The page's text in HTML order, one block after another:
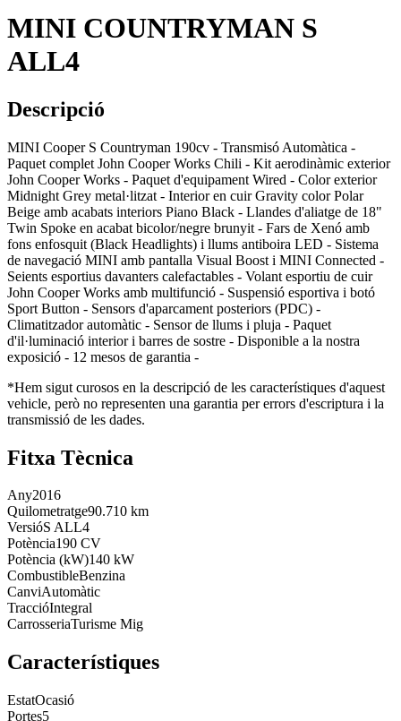
MINI COUNTRYMAN S
ALL4
Descripció
MINI Cooper S Countryman 190cv - Transmisó Automàtica -
Paquet complet John Cooper Works Chili - Kit aerodinàmic exterior
John Cooper Works - Paquet d'equipament Wired - Color exterior
Midnight Grey metal·litzat - Interior en cuir Gravity color Polar
Beige amb acabats interiors Piano Black - Llandes d'aliatge de 18"
Twin Spoke en acabat bicolor/negre brunyit - Fars de Xenó amb
fons enfosquit (Black Headlights) i llums antiboira LED - Sistema
de navegació MINI amb pantalla Visual Boost i MINI Connected -
Seients esportius davanters calefactables - Volant esportiu de cuir
John Cooper Works amb multifunció - Suspensió esportiva i botó
Sport Button - Sensors d'aparcament posteriors (PDC) -
Climatitzador automàtic - Sensor de llums i pluja - Paquet
d'il·luminació interior i barres de sostre - Disponible a la nostra
exposició - 12 mesos de garantia -
*Hem sigut curosos en la descripció de les característiques d'aquest
vehicle, però no representen una garantia per errors d'escriptura i la
transmissió de les dades.
Fitxa Tècnica
Any2016
Quilometratge90.710 km
VersióS ALL4
Potència190 CV
Potència (kW)140 kW
CombustibleBenzina
CanviAutomàtic
TraccióIntegral
CarrosseriaTurisme Mig
Característiques
EstatOcasió
Portes5